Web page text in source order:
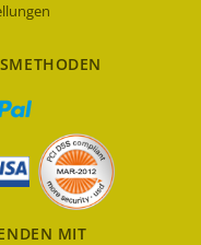
MIT